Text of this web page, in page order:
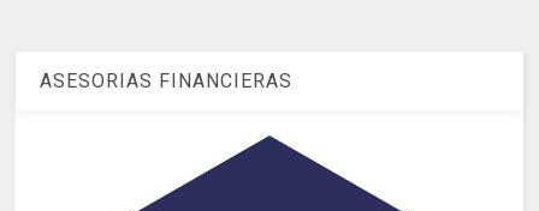
ASESORIAS FINANCIERAS